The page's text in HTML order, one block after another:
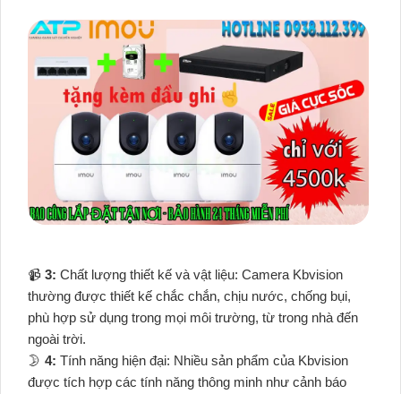
📹 3: Chất lượng thiết kế và vật liệu: Camera Kbvision
thường được thiết kế chắc chắn, chịu nước, chống bụi,
phù hợp sử dụng trong mọi môi trường, từ trong nhà đến
ngoài trời.
🌛 4: Tính năng hiện đại: Nhiều sản phẩm của Kbvision
được tích hợp các tính năng thông minh như cảnh báo